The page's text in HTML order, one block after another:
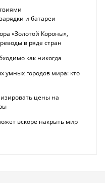
и батареи
«Золотой Короны»,
в ряде стран
как никогда
умных городов мира: кто
цены на
вскоре накрыть мир